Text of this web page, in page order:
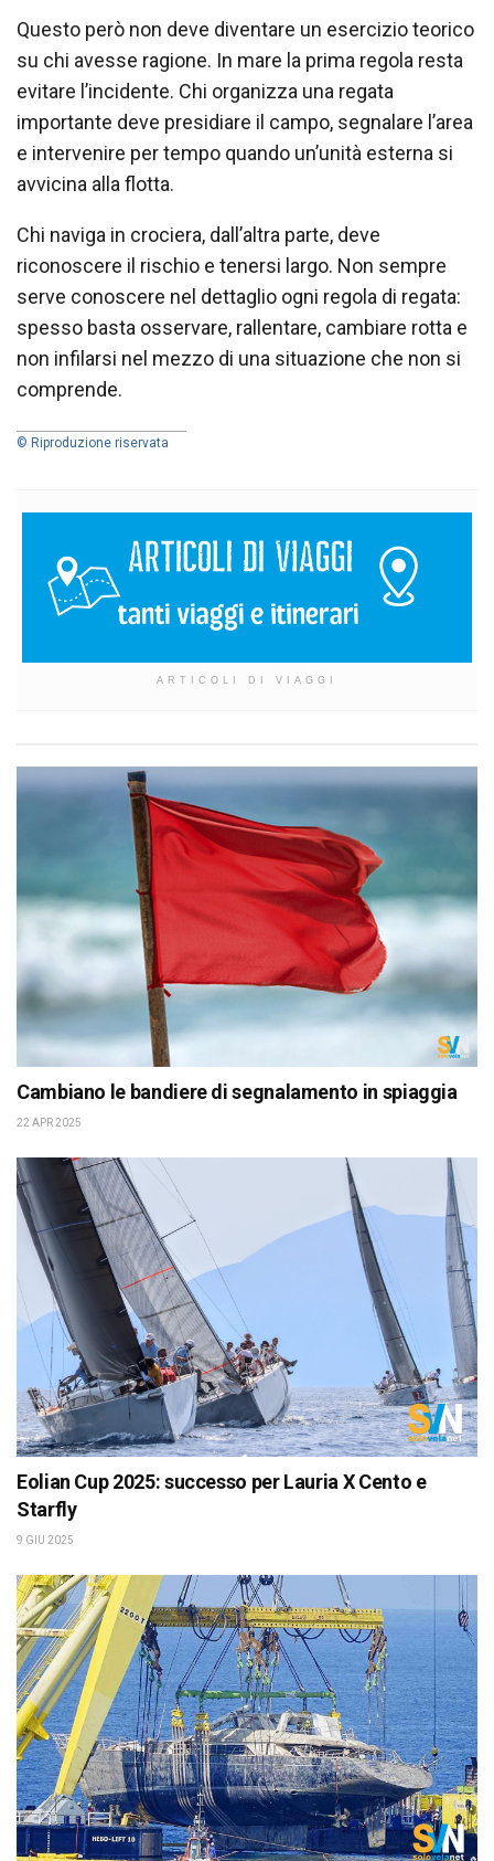
Questo però non deve diventare un esercizio teorico
su chi avesse ragione. In mare la prima regola resta
evitare l’incidente. Chi organizza una regata
importante deve presidiare il campo, segnalare l’area
e intervenire per tempo quando un’unità esterna si
avvicina alla flotta.
Chi naviga in crociera, dall’altra parte, deve
riconoscere il rischio e tenersi largo. Non sempre
serve conoscere nel dettaglio ogni regola di regata:
spesso basta osservare, rallentare, cambiare rotta e
non infilarsi nel mezzo di una situazione che non si
comprende.
© Riproduzione riservata
ARTICOLI DI VIAGGI
Cambiano le bandiere di segnalamento in spiaggia
22 APR 2025
Eolian Cup 2025: successo per Lauria X Cento e
Starfly
9 GIU 2025